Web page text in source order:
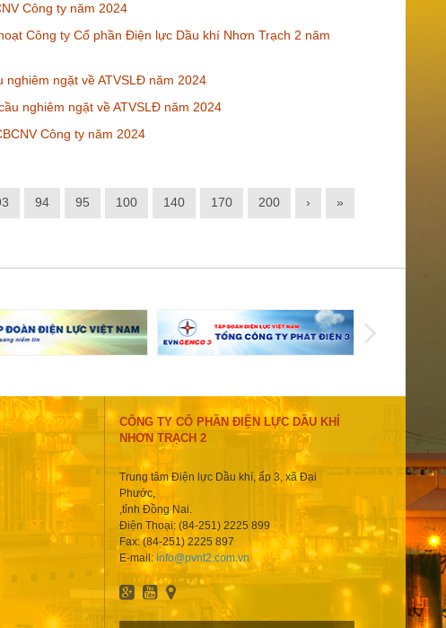
Công ty năm 2024
Công ty Cổ phần Điện lực Dầu khí Nhơn Trạch 2 năm
ngặt về ATVSLĐ năm 2024
nghiêm ngặt về ATVSLĐ năm 2024
Công ty năm 2024
94 95 100 140 170 200 › »
CÔNG TY CỔ PHẦN ĐIỆN LỰC DẦU KHÍ
NHƠN TRẠCH 2
Trung tâm Điện lực Dầu khí, ấp 3, xã Đại
Phước,
,tỉnh Đồng Nai.
Điện Thoại: (84-251) 2225 899
Fax: (84-251) 2225 897
E-mail: info@pvnt2.com.vn